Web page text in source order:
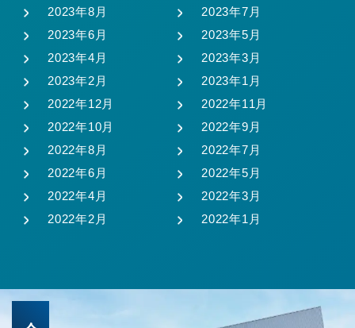
2023年8月
2023年7月
2023年6月
2023年5月
2023年4月
2023年3月
2023年2月
2023年1月
2022年12月
2022年11月
2022年10月
2022年9月
2022年8月
2022年7月
2022年6月
2022年5月
2022年4月
2022年3月
2022年2月
2022年1月
会社概要